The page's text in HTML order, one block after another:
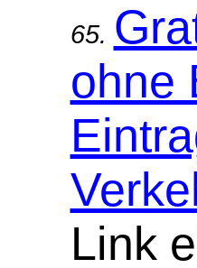
65.
ohne
Link